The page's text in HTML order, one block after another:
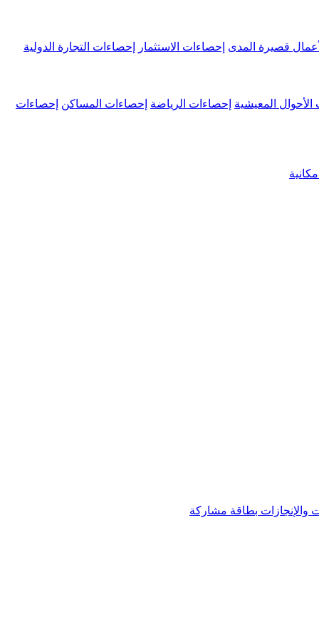
قصيرة المدى إحصاءات الاستثمار إحصاءات التجارة الدولية
الأحوال المعيشية إحصاءات الرياضة إحصاءات المساكن إحصاءات
والإنجازات بطاقة مشاركة